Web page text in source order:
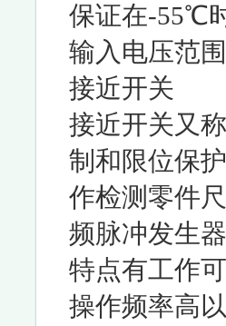
保证在-55℃
输入电压范
接近开关
接近开关又
制和限位保
作检测零件
频脉冲发生
特点有工作
操作频率高